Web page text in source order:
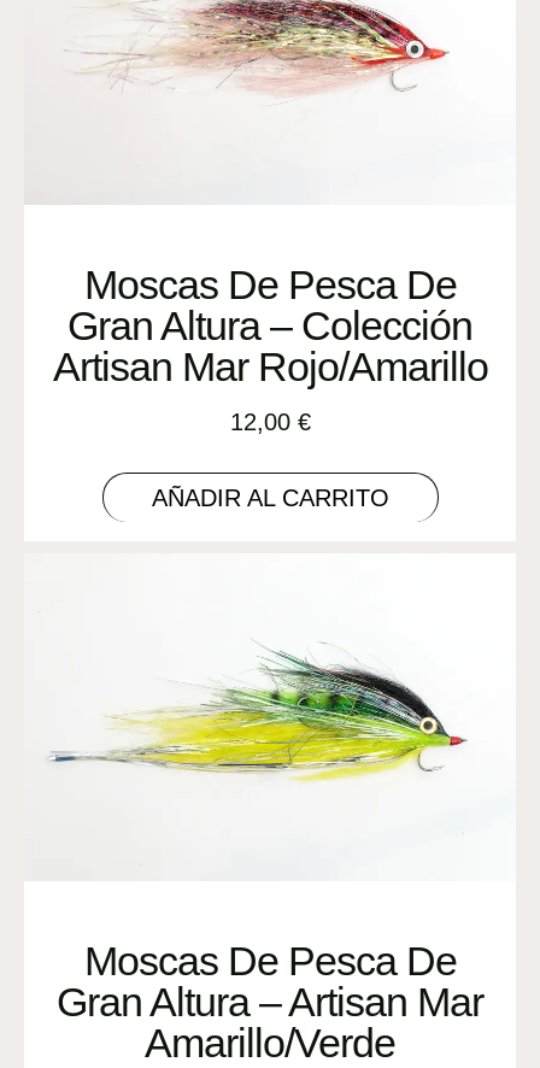
Moscas De Pesca De
Gran Altura – Colección
Artisan Mar Rojo/Amarillo
12,00 €
AÑADIR AL CARRITO
Moscas De Pesca De
Gran Altura – Artisan Mar
Amarillo/Verde